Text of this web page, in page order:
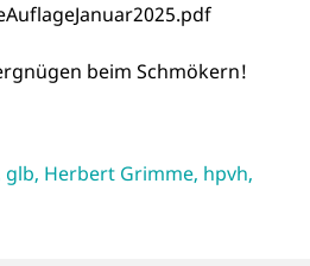
beim Schmökern!
glb, Herbert Grimme, hpvh,